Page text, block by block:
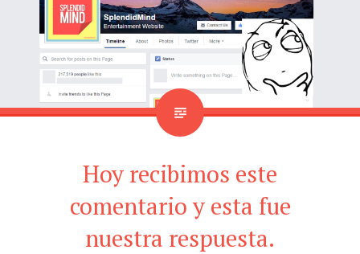
Hoy recibimos este
comentario y esta fue
nuestra respuesta.